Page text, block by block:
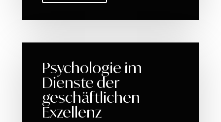
Psychologie im
Dienste der
geschäftlichen
Exzellenz